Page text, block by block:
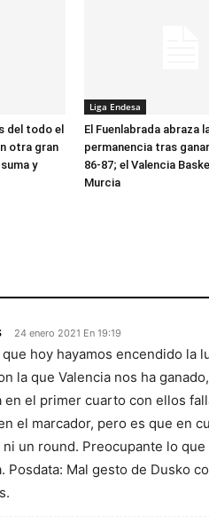
del todo el
otra gran
y
Liga Endesa
El Fuenlabrada abraza
permanencia tras ganar
86-87; el Valencia
Murcia
24 enero 2021 En 19:19
hoy hayamos encendido la
la que Valencia nos ha
en el primer cuarto con ellos
el marcador, pero es que en
ni un round. Preocupante lo
Posdata: Mal gesto de Dusko